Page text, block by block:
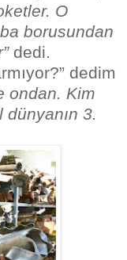
O
borusundan
dedi.
dedim
ondan. Kim
dünyanın 3.